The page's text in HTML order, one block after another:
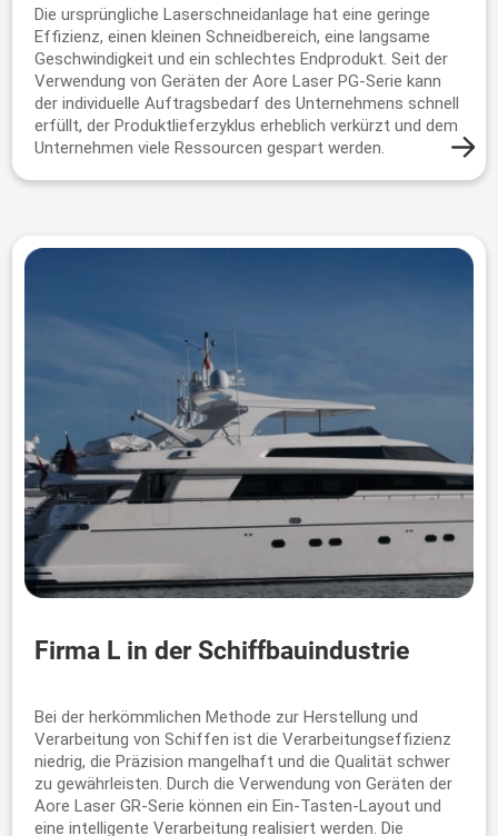
Die ursprüngliche Laserschneidanlage hat eine geringe
Effizienz, einen kleinen Schneidbereich, eine langsame
Geschwindigkeit und ein schlechtes Endprodukt. Seit der
Verwendung von Geräten der Aore Laser PG-Serie kann
der individuelle Auftragsbedarf des Unternehmens schnell
erfüllt, der Produktlieferzyklus erheblich verkürzt und dem
Unternehmen viele Ressourcen gespart werden.
Firma L in der Schiffbauindustrie
Bei der herkömmlichen Methode zur Herstellung und
Verarbeitung von Schiffen ist die Verarbeitungseffizienz
niedrig, die Präzision mangelhaft und die Qualität schwer
zu gewährleisten. Durch die Verwendung von Geräten der
Aore Laser GR-Serie können ein Ein-Tasten-Layout und
eine intelligente Verarbeitung realisiert werden. Die